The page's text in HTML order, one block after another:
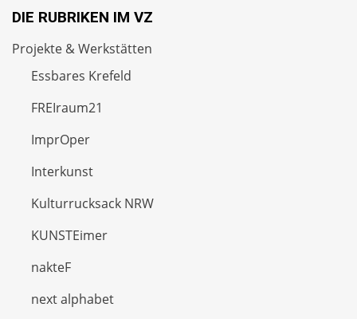
DIE RUBRIKEN IM VZ
Projekte & Werkstätten
Essbares Krefeld
FREIraum21
ImprOper
Interkunst
Kulturrucksack NRW
KUNSTEimer
nakteF
next alphabet